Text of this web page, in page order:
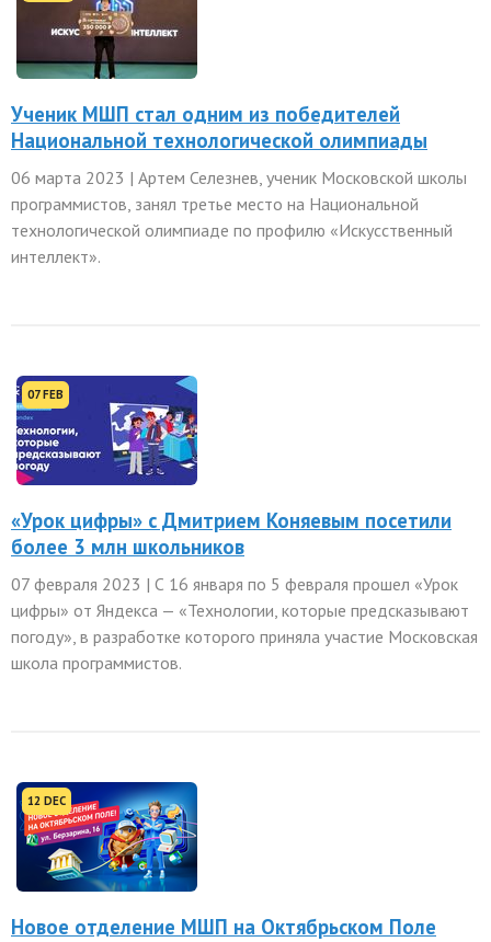
Ученик МШП стал одним из победителей
Национальной технологической олимпиады
06 марта 2023 | Артем Селезнев, ученик Московской школы
программистов, занял третье место на Национальной
технологической олимпиаде по профилю «Искусственный
интеллект».
07 FEB
«Урок цифры» с Дмитрием Коняевым посетили
более 3 млн школьников
07 февраля 2023 | С 16 января по 5 февраля прошел «Урок
цифры» от Яндекса — «Технологии, которые предсказывают
погоду», в разработке которого приняла участие Московская
школа программистов.
12 DEC
Новое отделение МШП на Октябрьском Поле